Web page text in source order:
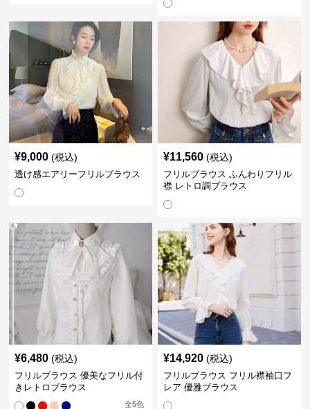
¥9,000 (税込)
透け感エアリーフリルブラウス
¥11,560 (税込)
フリルブラウス ふんわりフリル
襟 レトロ調ブラウス
¥6,480 (税込)
フリルブラウス 優美なフリル付
きレトロブラウス
全5色
¥14,920 (税込)
フリルブラウス フリル襟袖口フ
レア 優雅ブラウス